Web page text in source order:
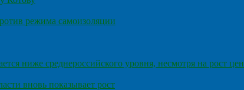
режима самоизоляции
ниже среднероссийского уровня, несмотря на рост цен
вновь показывает рост